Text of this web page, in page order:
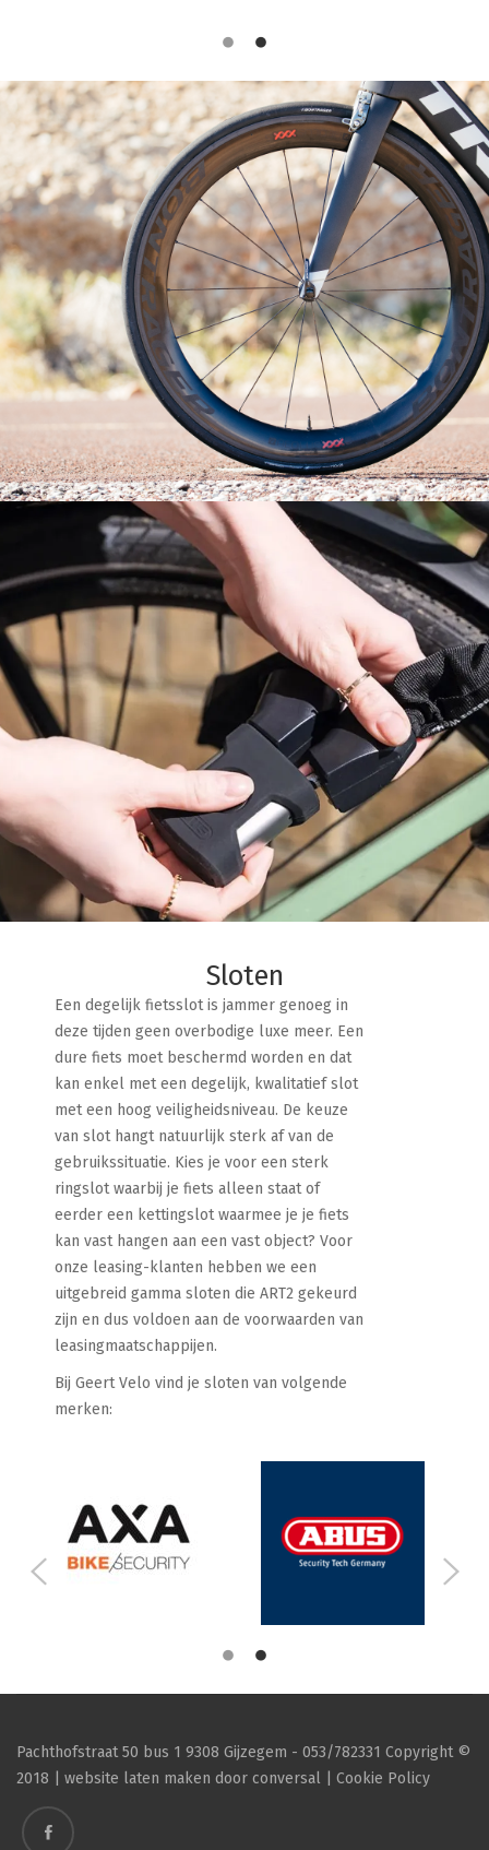
Sloten
Een degelijk fietsslot is jammer genoeg in
deze tijden geen overbodige luxe meer. Een
dure fiets moet beschermd worden en dat
kan enkel met een degelijk, kwalitatief slot
met een hoog veiligheidsniveau. De keuze
van slot hangt natuurlijk sterk af van de
gebruikssituatie. Kies je voor een sterk
ringslot waarbij je fiets alleen staat of
eerder een kettingslot waarmee je je fiets
kan vast hangen aan een vast object? Voor
onze leasing-klanten hebben we een
uitgebreid gamma sloten die ART2 gekeurd
zijn en dus voldoen aan de voorwaarden van
leasingmaatschappijen.
Bij Geert Velo vind je sloten van volgende
merken:
Pachthofstraat 50 bus 1 9308 Gijzegem - 053/782331 Copyright ©
2018 | website laten maken door conversal | Cookie Policy